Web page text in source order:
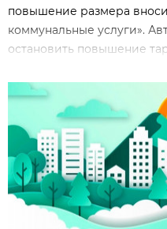
повышение размера
коммунальные услуги».
остановить повышение